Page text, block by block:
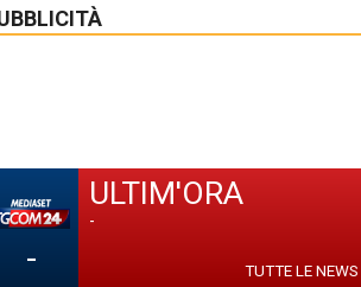
-
ULTIM'ORA
-
TUTTE LE NEWS